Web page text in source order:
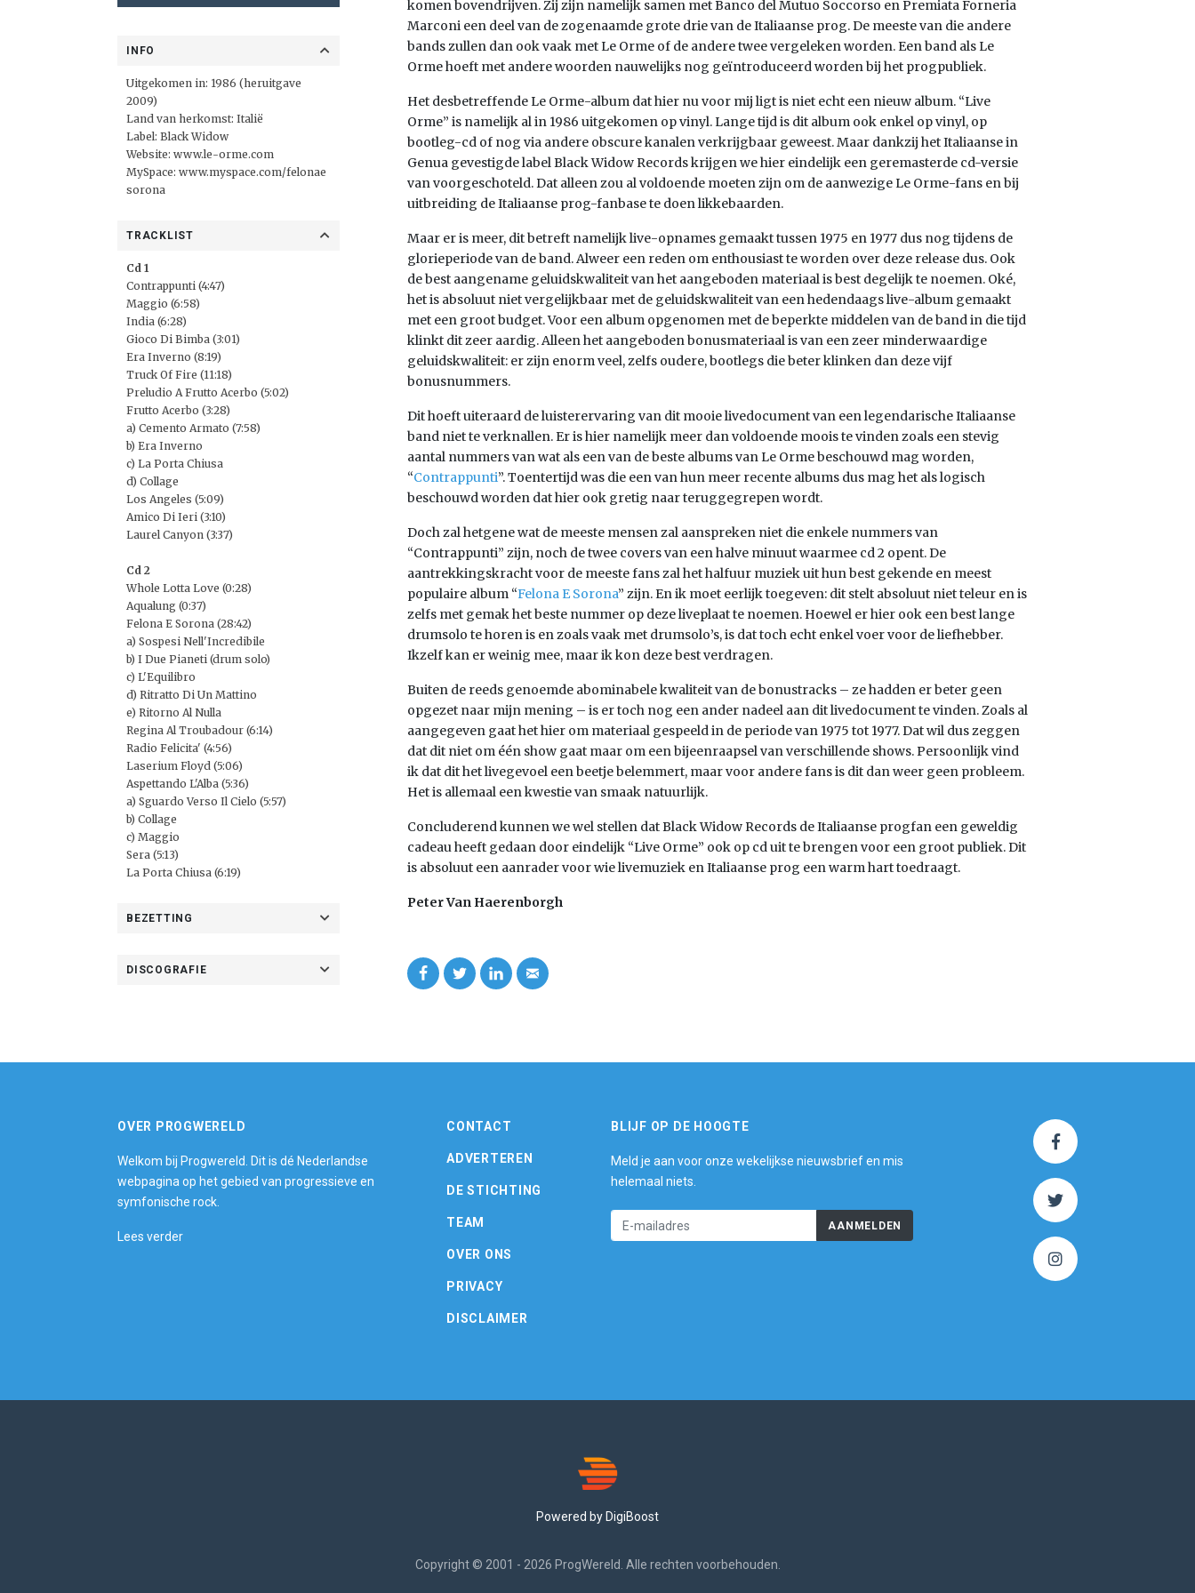
INFO
Uitgekomen in: 1986 (heruitgave
2009)
Land van herkomst: Italië
Label: Black Widow
Website: www.le-orme.com
MySpace: www.myspace.com/felonae
sorona
TRACKLIST
Cd 1
Contrappunti (4:47)
Maggio (6:58)
India (6:28)
Gioco Di Bimba (3:01)
Era Inverno (8:19)
Truck Of Fire (11:18)
Preludio A Frutto Acerbo (5:02)
Frutto Acerbo (3:28)
a) Cemento Armato (7:58)
b) Era Inverno
c) La Porta Chiusa
d) Collage
Los Angeles (5:09)
Amico Di Ieri (3:10)
Laurel Canyon (3:37)
Cd 2
Whole Lotta Love (0:28)
Aqualung (0:37)
Felona E Sorona (28:42)
a) Sospesi Nell'Incredibile
b) I Due Pianeti (drum solo)
c) L'Equilibro
d) Ritratto Di Un Mattino
e) Ritorno Al Nulla
Regina Al Troubadour (6:14)
Radio Felicita' (4:56)
Laserium Floyd (5:06)
Aspettando L'Alba (5:36)
a) Sguardo Verso Il Cielo (5:57)
b) Collage
c) Maggio
Sera (5:13)
La Porta Chiusa (6:19)
BEZETTING
DISCOGRAFIE
komen bovendrijven. Zij zijn namelijk samen met Banco del Mutuo Soccorso en Premiata Forneria
Marconi een deel van de zogenaamde grote drie van de Italiaanse prog. De meeste van die andere
bands zullen dan ook vaak met Le Orme of de andere twee vergeleken worden. Een band als Le
Orme hoeft met andere woorden nauwelijks nog geïntroduceerd worden bij het progpubliek.
Het desbetreffende Le Orme-album dat hier nu voor mij ligt is niet echt een nieuw album. “Live
Orme” is namelijk al in 1986 uitgekomen op vinyl. Lange tijd is dit album ook enkel op vinyl, op
bootleg-cd of nog via andere obscure kanalen verkrijgbaar geweest. Maar dankzij het Italiaanse in
Genua gevestigde label Black Widow Records krijgen we hier eindelijk een geremasterde cd-versie
van voorgeschoteld. Dat alleen zou al voldoende moeten zijn om de aanwezige Le Orme-fans en bij
uitbreiding de Italiaanse prog-fanbase te doen likkebaarden.
Maar er is meer, dit betreft namelijk live-opnames gemaakt tussen 1975 en 1977 dus nog tijdens de
glorieperiode van de band. Alweer een reden om enthousiast te worden over deze release dus. Ook
de best aangename geluidskwaliteit van het aangeboden materiaal is best degelijk te noemen. Oké,
het is absoluut niet vergelijkbaar met de geluidskwaliteit van een hedendaags live-album gemaakt
met een groot budget. Voor een album opgenomen met de beperkte middelen van de band in die tijd
klinkt dit zeer aardig. Alleen het aangeboden bonusmateriaal is van een zeer minderwaardige
geluidskwaliteit: er zijn enorm veel, zelfs oudere, bootlegs die beter klinken dan deze vijf
bonusnummers.
Dit hoeft uiteraard de luisterervaring van dit mooie livedocument van een legendarische Italiaanse
band niet te verknallen. Er is hier namelijk meer dan voldoende moois te vinden zoals een stevig
aantal nummers van wat als een van de beste albums van Le Orme beschouwd mag worden,
“Contrappunti”. Toentertijd was die een van hun meer recente albums dus mag het als logisch
beschouwd worden dat hier ook gretig naar teruggegrepen wordt.
Doch zal hetgene wat de meeste mensen zal aanspreken niet die enkele nummers van
“Contrappunti” zijn, noch de twee covers van een halve minuut waarmee cd 2 opent. De
aantrekkingskracht voor de meeste fans zal het halfuur muziek uit hun best gekende en meest
populaire album “Felona E Sorona” zijn. En ik moet eerlijk toegeven: dit stelt absoluut niet teleur en is
zelfs met gemak het beste nummer op deze liveplaat te noemen. Hoewel er hier ook een best lange
drumsolo te horen is en zoals vaak met drumsolo’s, is dat toch echt enkel voer voor de liefhebber.
Ikzelf kan er weinig mee, maar ik kon deze best verdragen.
Buiten de reeds genoemde abominabele kwaliteit van de bonustracks – ze hadden er beter geen
opgezet naar mijn mening – is er toch nog een ander nadeel aan dit livedocument te vinden. Zoals al
aangegeven gaat het hier om materiaal gespeeld in de periode van 1975 tot 1977. Dat wil dus zeggen
dat dit niet om één show gaat maar om een bijeenraapsel van verschillende shows. Persoonlijk vind
ik dat dit het livegevoel een beetje belemmert, maar voor andere fans is dit dan weer geen probleem.
Het is allemaal een kwestie van smaak natuurlijk.
Concluderend kunnen we wel stellen dat Black Widow Records de Italiaanse progfan een geweldig
cadeau heeft gedaan door eindelijk “Live Orme” ook op cd uit te brengen voor een groot publiek. Dit
is absoluut een aanrader voor wie livemuziek en Italiaanse prog een warm hart toedraagt.
Peter Van Haerenborgh
OVER PROGWERELD
Welkom bij Progwereld. Dit is dé Nederlandse
webpagina op het gebied van progressieve en
symfonische rock.
Lees verder
CONTACT
ADVERTEREN
DE STICHTING
TEAM
OVER ONS
PRIVACY
DISCLAIMER
BLIJF OP DE HOOGTE
Meld je aan voor onze wekelijkse nieuwsbrief en mis
helemaal niets.
AANMELDEN
Powered by DigiBoost
Copyright © 2001 - 2026 ProgWereld. Alle rechten voorbehouden.